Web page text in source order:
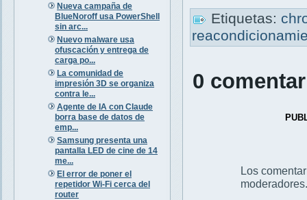
Nueva campaña de
BlueNoroff usa PowerShell
sin arc...
Nuevo malware usa
ofuscación y entrega de
carga po...
La comunidad de
impresión 3D se organiza
contra le...
Agente de IA con Claude
borra base de datos de
emp...
Samsung presenta una
pantalla LED de cine de 14
me...
El error de poner el
repetidor Wi-Fi cerca del
router
Etiquetas:
0
Los
moderadores.